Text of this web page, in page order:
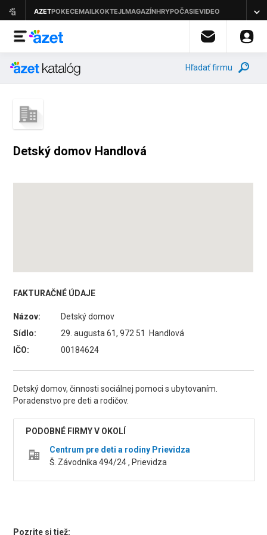
Hľadať firmu
Detský domov Handlová
FAKTURAČNÉ ÚDAJE
Názov:
Detský domov
Sídlo:
29. augusta 61, 972 51 Handlová
IČO:
00184624
Detský domov, činnosti sociálnej pomoci s ubytovaním.
Poradenstvo pre deti a rodičov.
PODOBNÉ FIRMY V OKOLÍ
Centrum pre deti a rodiny Prievidza
Š. Závodníka 494/24 , Prievidza
Pozrite si tiež: